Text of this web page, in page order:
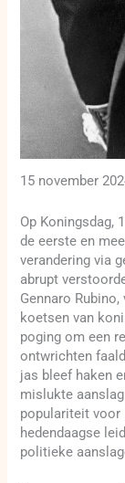
15 november
Op Koningsdag,
de eerste en
verandering via
abrupt
Gennaro
koetsen van
poging om een
ontwrichten
jas bleef haken
mislukte
populariteit voor
hedendaagse
politieke